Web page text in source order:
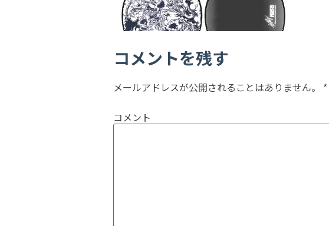
コメントを残す
メールアドレスが公開されることはありません。 *
コメント